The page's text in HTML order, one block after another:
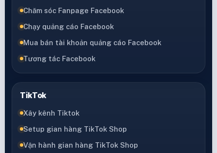
Chăm sóc Fanpage Facebook
Chạy quảng cáo Facebook
Mua bán tài khoản quảng cáo Facebook
Tương tác Facebook
TikTok
Xây kênh Tiktok
Setup gian hàng TikTok Shop
Vận hành gian hàng TikTok Shop